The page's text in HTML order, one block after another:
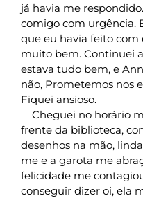
já havia me
comigo com urgência.
que eu havia feito com
muito bem. Continuei
estava tudo bem, e
não, Prometemos nos
Fiquei ansioso.
Cheguei no horário
frente da biblioteca,
desenhos na mão,
me e a garota me
felicidade me
conseguir dizer oi, ela